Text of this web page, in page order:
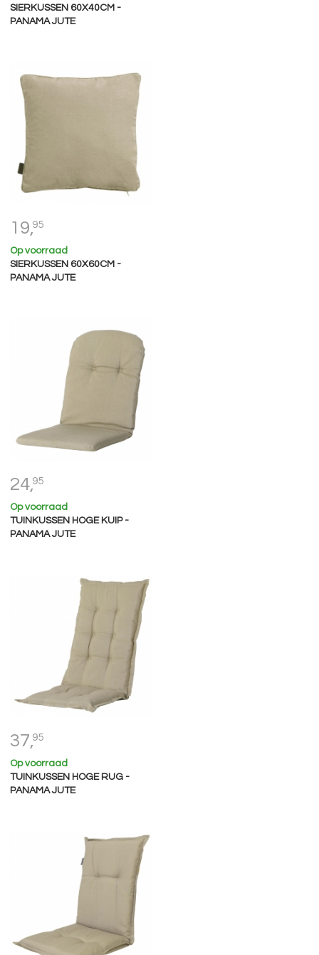
SIERKUSSEN 60X40CM -
PANAMA JUTE
19,95
Op voorraad
SIERKUSSEN 60X60CM -
PANAMA JUTE
24,95
Op voorraad
TUINKUSSEN HOGE KUIP -
PANAMA JUTE
37,95
Op voorraad
TUINKUSSEN HOGE RUG -
PANAMA JUTE